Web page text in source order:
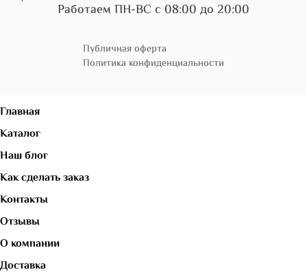
Работаем ПН-ВС с 08:00 до 20:00
Публичная оферта
Политика конфиденциальности
Главная
Каталог
Наш блог
Как сделать заказ
Контакты
Отзывы
О компании
Доставка